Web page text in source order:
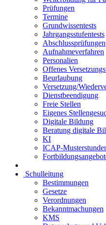
Prüfungen
Termine
Grundwissentests
Jahrgangsstufentests
Abschlussprüfungen
Aufnahmeverfahren
Personalien
Offenes
Beurlaubung
Versetzung/
Dienstbeendigung
Freie Stellen
Eigenes
Digitale Bildung
Beratung digitale
KI
ICAP-
Schulleitung
Bestimmungen
Gesetze
Verordnungen
Bekanntmachungen
KMS